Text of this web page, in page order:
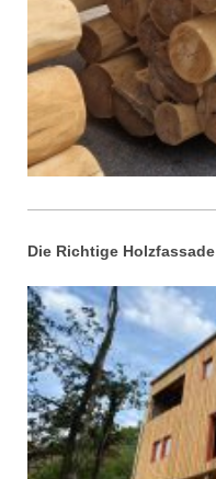
Die Richtige Holzfassade